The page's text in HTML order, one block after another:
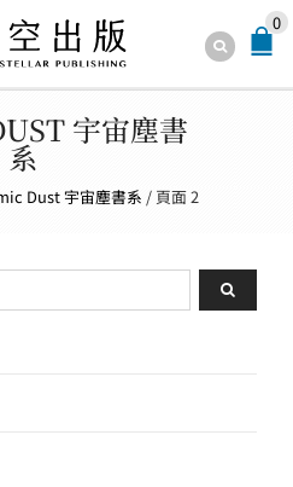
0
宇宙塵書
系
Dust 宇宙塵書系 / 頁面 2